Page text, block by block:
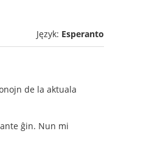
Język: Esperanto
de la aktuala
ĝin. Nun mi